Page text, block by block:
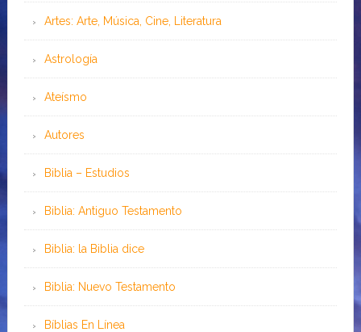
Artes: Arte, Música, Cine, Literatura
Astrología
Ateísmo
Autores
Biblia – Estudios
Biblia: Antiguo Testamento
Biblia: la Biblia dice
Biblia: Nuevo Testamento
Bíblias En Línea